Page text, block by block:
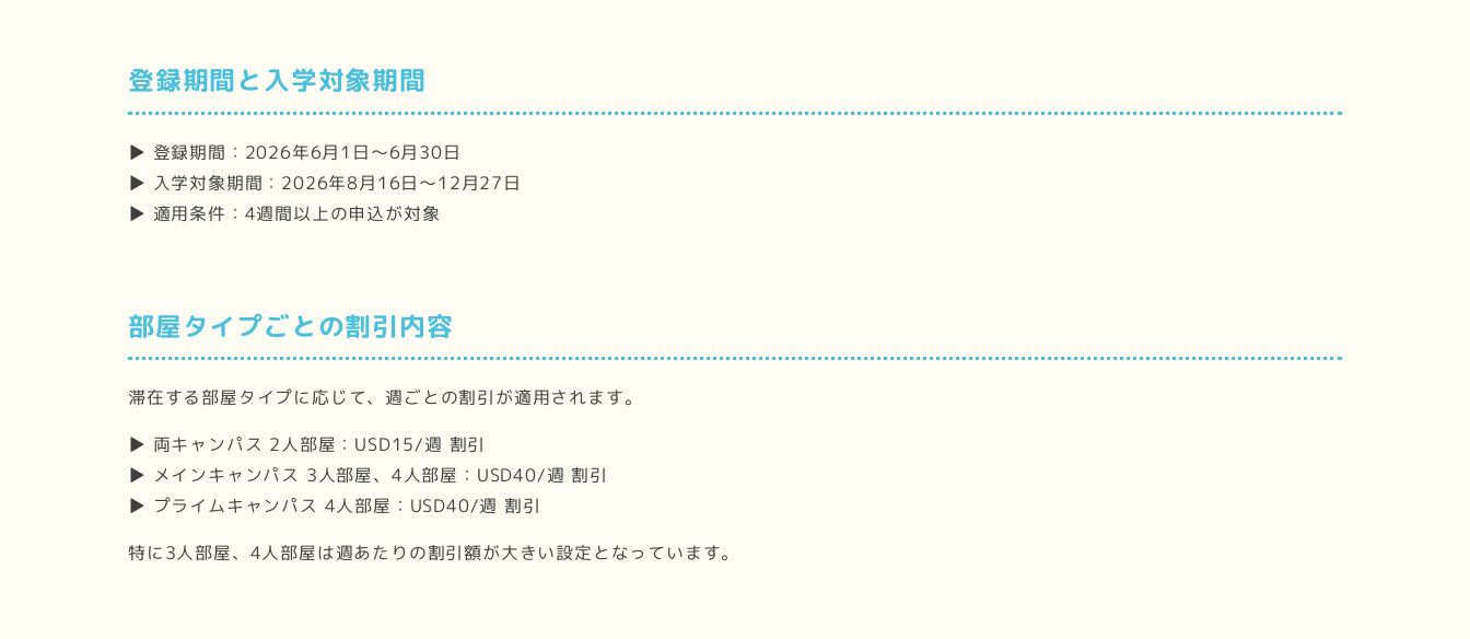
登録期間と入学対象期間
▶ 登録期間：2026年6月1日～6月30日
▶ 入学対象期間：2026年8月16日～12月27日
▶ 適用条件：4週間以上の申込が対象
部屋タイプごとの割引内容
滞在する部屋タイプに応じて、週ごとの割引が適用されます。
▶ 両キャンパス 2人部屋：USD15/週 割引
▶ メインキャンパス 3人部屋、4人部屋：USD40/週 割引
▶ プライムキャンパス 4人部屋：USD40/週 割引
特に3人部屋、4人部屋は週あたりの割引額が大きい設定となっています。